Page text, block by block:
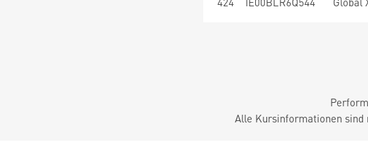
Alle Kursinformationen sind